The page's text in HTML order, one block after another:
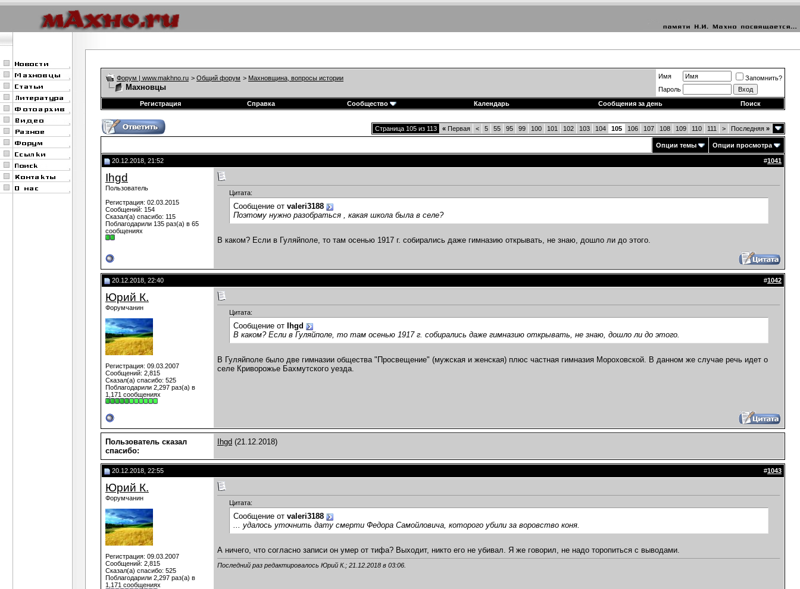
Форум | www.makhno.ru > Общий форум > Махновщина, вопросы истории
Махновцы
Имя
Запомнить?
Пароль
Регистрация
Справка Сообщество Календарь Сообщения за день Поиск
Страница 105 из 113 « Первая < 5 55 95 99 100 101 102 103 104 105 106 107 108 109 110 111 > Последняя »
Опции темы Опции просмотра
20.12.2018, 21:52 #1041
Ihgd
Пользователь
Регистрация: 02.03.2015
Сообщений: 154
Сказал(а) спасибо: 115
Поблагодарили 135 раз(а) в 65
сообщениях
Цитата:
Сообщение от valeri3188
Поэтому нужно разобраться , какая школа была в селе?
В каком? Если в Гуляйполе, то там осенью 1917 г. собирались даже гимназию открывать, не знаю, дошло ли до этого.
20.12.2018, 22:40 #1042
Юрий К.
Форумчанин
Регистрация: 09.03.2007
Сообщений: 2,815
Сказал(а) спасибо: 525
Поблагодарили 2,297 раз(а) в
1,171 сообщениях
Цитата:
Сообщение от
Ihgd
В каком? Если в Гуляйполе, то там осенью 1917 г. собирались даже гимназию открывать, не знаю, дошло ли до этого.
В Гуляйполе было две гимназии общества "Просвещение" (мужская и женская) плюс частная гимназия Мороховской. В данном же случае речь идет о
селе Криворожье Бахмутского уезда.
Пользователь сказал
cпасибо:
Ihgd (21.12.2018)
20.12.2018, 22:55 #1043
Юрий К.
Форумчанин
Регистрация: 09.03.2007
Сообщений: 2,815
Сказал(а) спасибо: 525
Поблагодарили 2,297 раз(а) в
1,171 сообщениях
Цитата:
Сообщение от valeri3188
... удалось уточнить дату смерти Федора Самойловича, которого убили за воровство коня.
А ничего, что согласно записи он умер от тифа? Выходит, никто его не убивал. Я же говорил, не надо торопиться с выводами.
Последний раз редактировалось Юрий К.; 21.12.2018 в 03:06